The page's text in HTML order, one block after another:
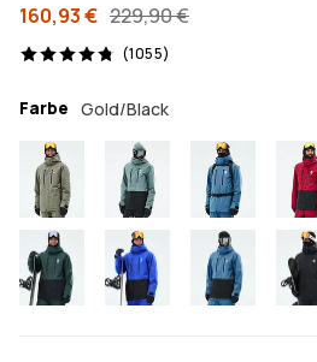
160,93 € 229,90 €
(1055)
1055 Reviews, 4.8/5
Farbe Gold/Black